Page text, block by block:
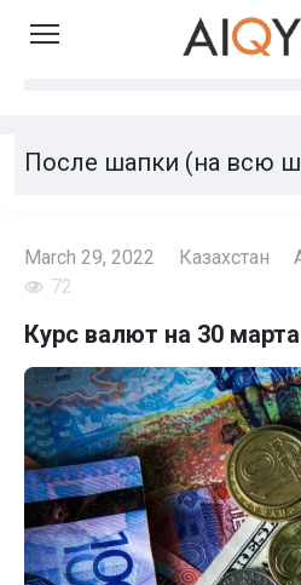
Skip
После шапки (на всю
March 29, 2022 Казахстан
72
Курс валют на 30 марта